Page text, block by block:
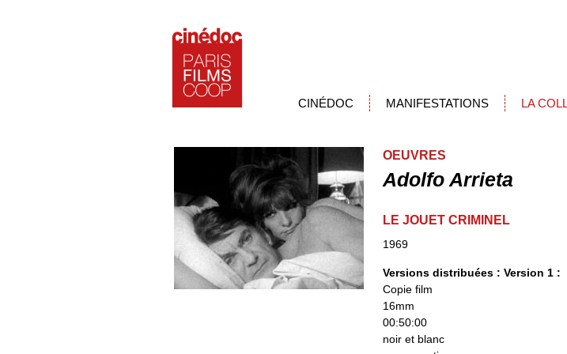
CINÉDOC MANIFESTATIONS LA
OEUVRES
Adolfo Arrieta
LE JOUET CRIMINEL
1969
Versions distribuées : Version 1 :
Copie film
16mm
00:50:00
noir et blanc